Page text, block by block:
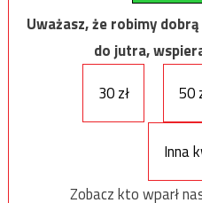
Uważasz, że robimy
do jutra,
30 zł
50
Inna
Zobacz kto wparł